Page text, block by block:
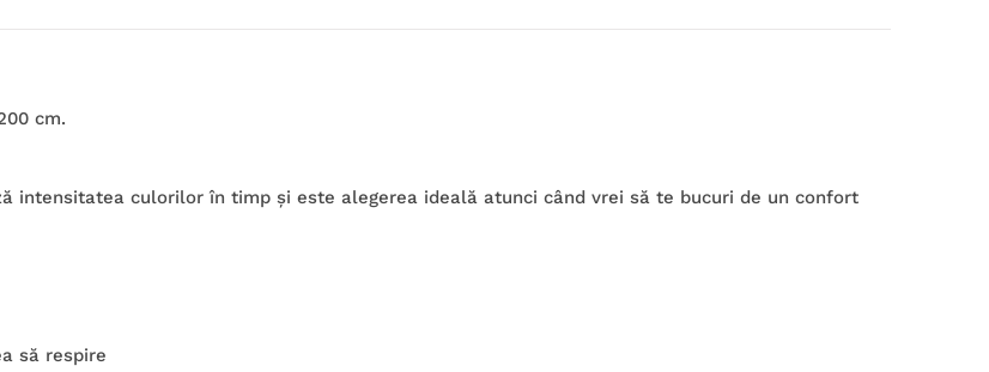
cm.
intensitatea culorilor în timp şi este alegerea ideală atunci când vrei să te bucuri de un confort
să respire